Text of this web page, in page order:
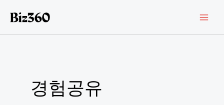
로
경험공유